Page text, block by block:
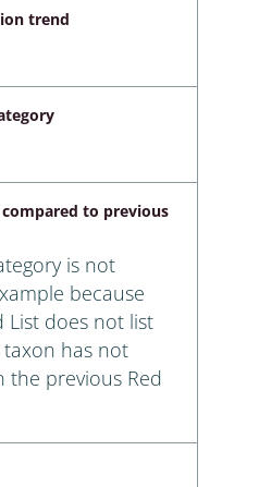
trend
to previous
is not
because
List does not list
has not
the previous Red